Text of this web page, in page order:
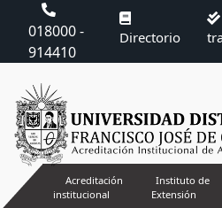
018000 -
914410
Directorio
Acreditación
institucional
Instituto de
Extensión